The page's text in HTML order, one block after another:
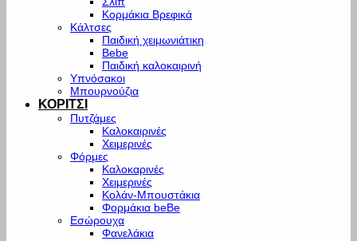
Κορμάκια Βρεφικά
Κάλτσες
Παιδική χειμωνιάτικη
Bebe
Παιδική καλοκαιρινή
Υπνόσακοι
Μπουρνούζια
ΚΟΡΙΤΣΙ
Πυτζάμες
Καλοκαιρινές
Χειμερινές
Φόρμες
Καλοκαρινές
Χειμερινές
Κολάν-Μπουστάκια
Φορμάκια beBe
Εσώρουχα
Φανελάκια